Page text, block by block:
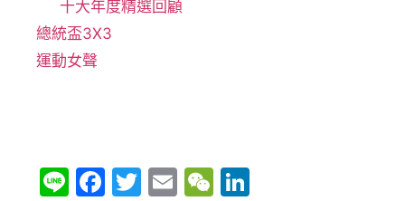
十大年度精選回顧
總統盃3X3
運動女聲
Li F
T
E
W